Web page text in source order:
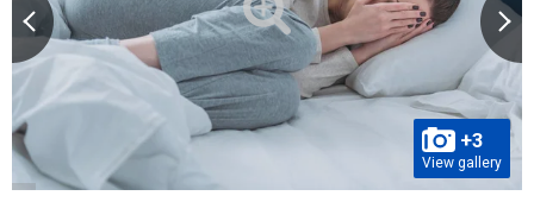
+3
View gallery